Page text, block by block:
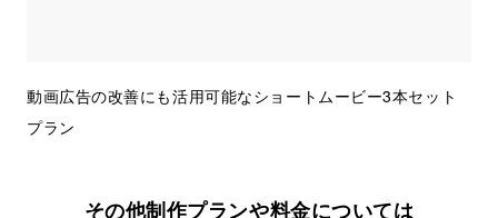
動画広告の改善にも活用可能なショートムービー3本セット
プラン
その他制作プランや料金については